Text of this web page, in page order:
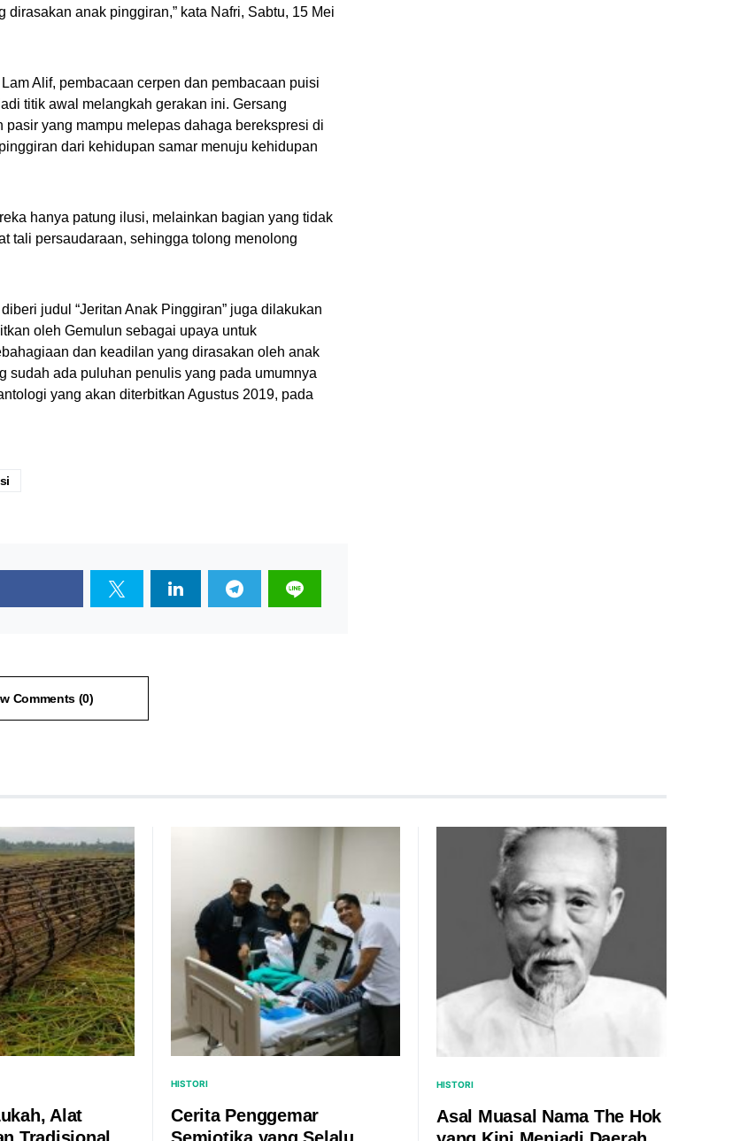
dirasakan anak pinggiran,” kata Nafri, Sabtu, 15 Mei
Alif, pembacaan cerpen dan pembacaan puisi
titik awal melangkah gerakan ini. Gersang
yang mampu melepas dahaga berekspresi di
dari kehidupan samar menuju kehidupan
hanya patung ilusi, melainkan bagian yang tidak
tali persaudaraan, sehingga tolong menolong
judul “Jeritan Anak Pinggiran” juga dilakukan
oleh Gemulun sebagai upaya untuk
dan keadilan yang dirasakan oleh anak
sudah ada puluhan penulis yang pada umumnya
yang akan diterbitkan Agustus 2019, pada
Comments (0)
Alat
HISTORI
Cerita Penggemar
HISTORI
Asal Muasal Nama The Hok